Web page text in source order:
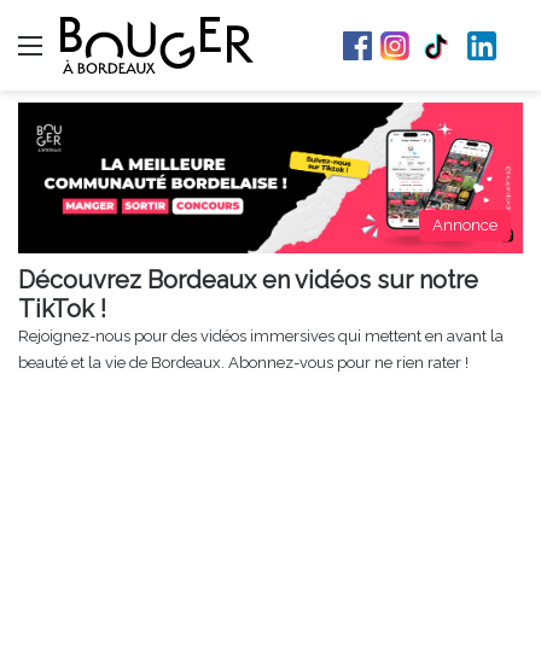
Menu
Annonce
Découvrez Bordeaux en vidéos sur notre
TikTok !
Rejoignez-nous pour des vidéos immersives qui mettent en avant la
beauté et la vie de Bordeaux. Abonnez-vous pour ne rien rater !